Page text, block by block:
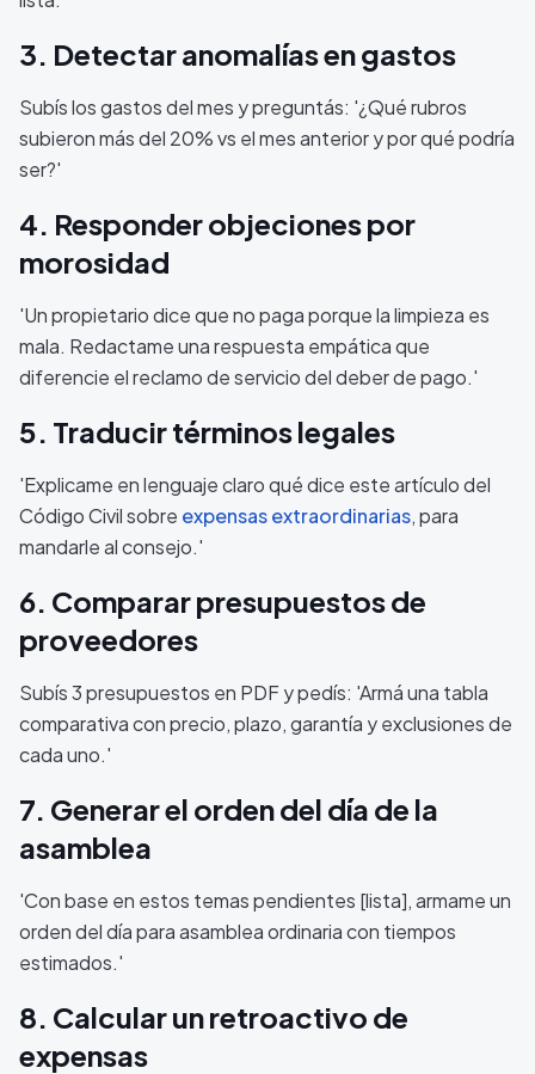
3. Detectar anomalías en gastos
Subís los gastos del mes y preguntás: '¿Qué rubros
subieron más del 20% vs el mes anterior y por qué podría
ser?'
4. Responder objeciones por
morosidad
'Un propietario dice que no paga porque la limpieza es
mala. Redactame una respuesta empática que
diferencie el reclamo de servicio del deber de pago.'
5. Traducir términos legales
'Explicame en lenguaje claro qué dice este artículo del
Código Civil sobre expensas extraordinarias, para
mandarle al consejo.'
6. Comparar presupuestos de
proveedores
Subís 3 presupuestos en PDF y pedís: 'Armá una tabla
comparativa con precio, plazo, garantía y exclusiones de
cada uno.'
7. Generar el orden del día de la
asamblea
'Con base en estos temas pendientes [lista], armame un
orden del día para asamblea ordinaria con tiempos
estimados.'
8. Calcular un retroactivo de
expensas